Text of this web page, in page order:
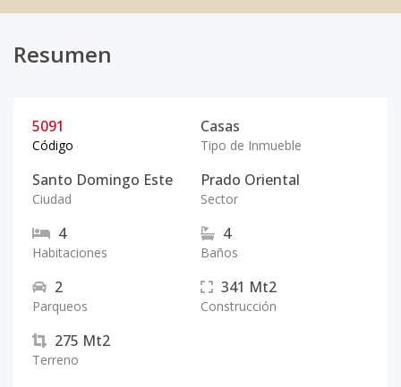
Resumen
5091
Código
Casas
Tipo de Inmueble
Santo Domingo Este
Ciudad
Prado Oriental
Sector
4
Habitaciones
4
Baños
2
Parqueos
341 Mt2
Construcción
275 Mt2
Terreno